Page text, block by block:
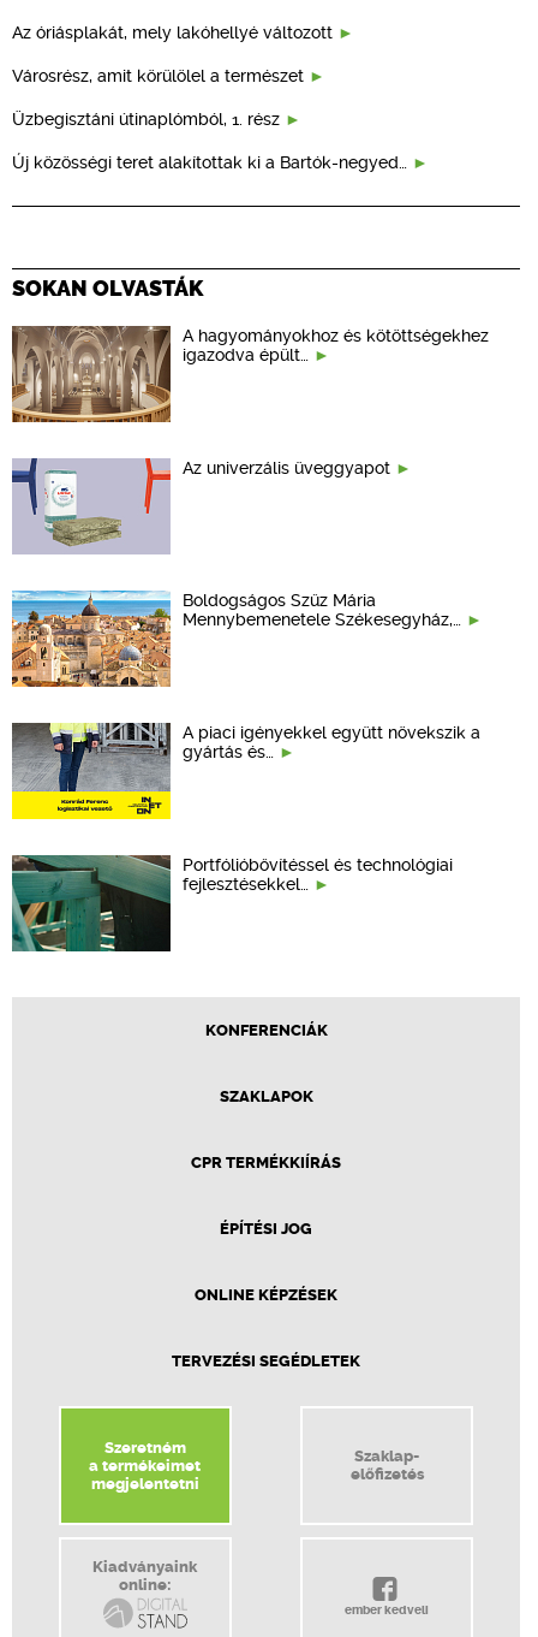
Az óriásplakát, mely lakóhellyé változott
Városrész, amit körülölel a természet
Üzbegisztáni útinaplómból, 1. rész
Új közösségi teret alakítottak ki a Bartók-negyed…
SOKAN OLVASTÁK
A hagyományokhoz és kötöttségekhez
igazodva épült…
Az univerzális üveggyapot
Boldogságos Szűz Mária
Mennybemenetele Székesegyház,…
A piaci igényekkel együtt növekszik a
gyártás és…
Portfólióbővítéssel és technológiai
fejlesztésekkel…
KONFERENCIÁK
SZAKLAPOK
CPR TERMÉKKIÍRÁS
ÉPÍTÉSI JOG
ONLINE KÉPZÉSEK
TERVEZÉSI SEGÉDLETEK
Szeretném
a termékeimet
megjelentetni
Szaklap-
előfizetés
Kiadványaink
online:
ember kedveli